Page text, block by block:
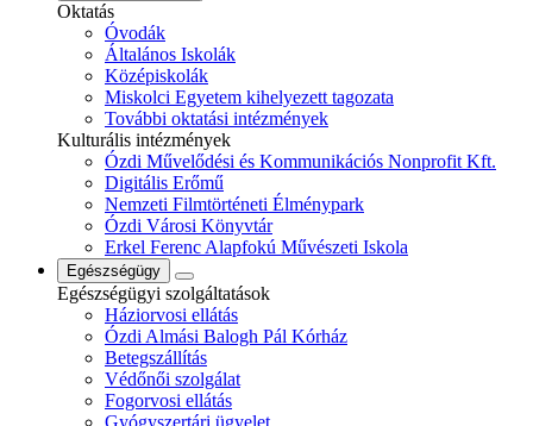
Oktatás
Óvodák
Általános Iskolák
Középiskolák
Miskolci Egyetem kihelyezett tagozata
További oktatási intézmények
Kulturális intézmények
Ózdi Művelődési és Kommunikációs Nonprofit Kft.
Digitális Erőmű
Nemzeti Filmtörténeti Élménypark
Ózdi Városi Könyvtár
Erkel Ferenc Alapfokú Művészeti Iskola
Egészségügy
Egészségügyi szolgáltatások
Háziorvosi ellátás
Ózdi Almási Balogh Pál Kórház
Betegszállítás
Védőnői szolgálat
Fogorvosi ellátás